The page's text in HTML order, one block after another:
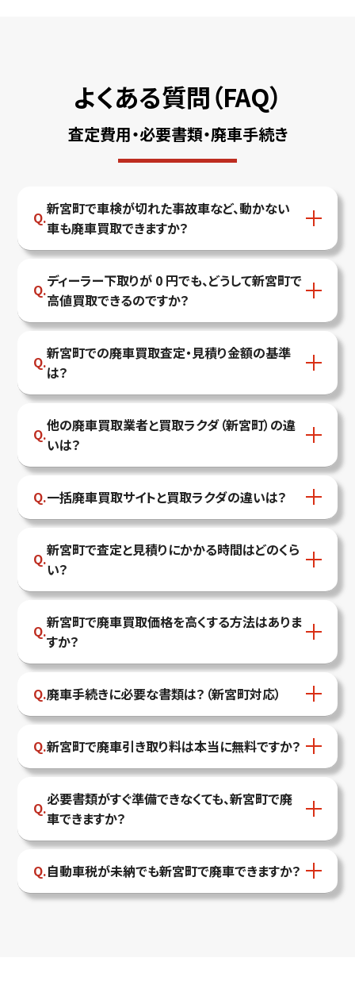
よくある質問（FAQ）
査定費用・必要書類・廃車手続き
新宮町で車検が切れた事故車など、動かない
車も廃車買取できますか？
ディーラー下取りが 0 円でも、どうして新宮町で
高値買取できるのですか？
新宮町での廃車買取査定・見積り金額の基準
は？
他の廃車買取業者と買取ラクダ（新宮町）の違
いは？
一括廃車買取サイトと買取ラクダの違いは？
新宮町で査定と見積りにかかる時間はどのくら
い？
新宮町で廃車買取価格を高くする方法はありま
すか？
廃車手続きに必要な書類は？（新宮町対応）
新宮町で廃車引き取り料は本当に無料ですか？
必要書類がすぐ準備できなくても、新宮町で廃
車できますか？
自動車税が未納でも新宮町で廃車できますか？